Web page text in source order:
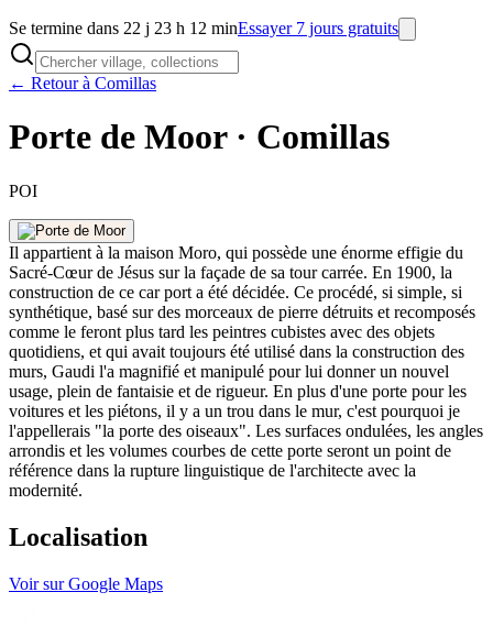
Se termine dans 22 j 23 h 12 minEssayer 7 jours gratuits
← Retour à Comillas
Porte de Moor · Comillas
POI
Il appartient à la maison Moro, qui possède une énorme effigie du
Sacré-Cœur de Jésus sur la façade de sa tour carrée. En 1900, la
construction de ce car port a été décidée. Ce procédé, si simple, si
synthétique, basé sur des morceaux de pierre détruits et recomposés
comme le feront plus tard les peintres cubistes avec des objets
quotidiens, et qui avait toujours été utilisé dans la construction des
murs, Gaudi l'a magnifié et manipulé pour lui donner un nouvel
usage, plein de fantaisie et de rigueur. En plus d'une porte pour les
voitures et les piétons, il y a un trou dans le mur, c'est pourquoi je
l'appellerais "la porte des oiseaux". Les surfaces ondulées, les angles
arrondis et les volumes courbes de cette porte seront un point de
référence dans la rupture linguistique de l'architecte avec la
modernité.
Localisation
Voir sur Google Maps